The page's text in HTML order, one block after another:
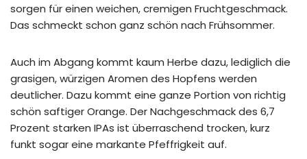
sorgen für einen weichen, cremigen Fruchtgeschmack.
Das schmeckt schon ganz schön nach Frühsommer.
Auch im Abgang kommt kaum Herbe dazu, lediglich die
grasigen, würzigen Aromen des Hopfens werden
deutlicher. Dazu kommt eine ganze Portion von richtig
schön saftiger Orange. Der Nachgeschmack des 6,7
Prozent starken IPAs ist überraschend trocken, kurz
funkt sogar eine markante Pfeffrigkeit auf.